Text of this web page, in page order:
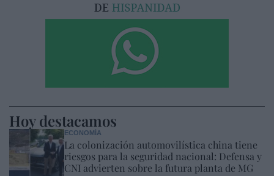
Hoy destacamos
ECONOMÍA
La colonización automovilística china tiene
riesgos para la seguridad nacional: Defensa y
CNI advierten sobre la futura planta de MG